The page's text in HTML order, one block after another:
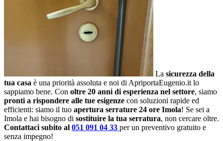
La sicurezza della
tua casa è una priorità assoluta e noi di ApriportaEugenio.it lo
sappiamo bene. Con oltre 20 anni di esperienza nel settore, siamo
pronti a rispondere alle tue esigenze con soluzioni rapide ed
efficienti: siamo il tuo apertura serrature 24 ore Imola! Se sei a
Imola e hai bisogno di sostituire la tua serratura, non cercare oltre.
Contattaci subito al 051 091 04 33 per un preventivo gratuito e
senza impegno!